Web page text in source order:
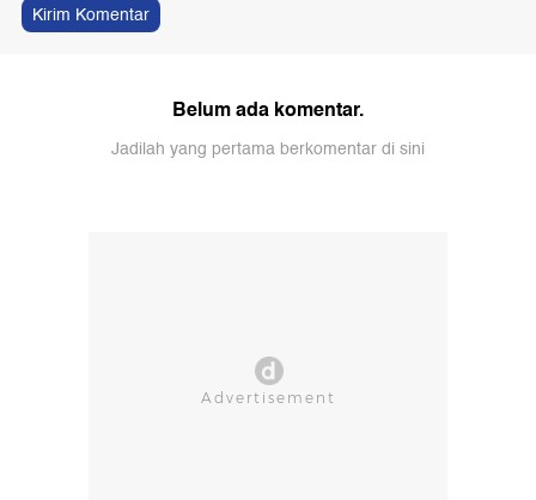
Kirim Komentar
Belum ada komentar.
Jadilah yang pertama berkomentar di sini